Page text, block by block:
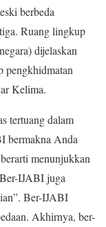
berbeda
Ruang lingkup
dijelaskan
pengkhidmatan
Kelima.
tertuang dalam
bermakna Anda
menunjukkan
IJABI juga
Ber-IJABI
Akhirnya, ber-